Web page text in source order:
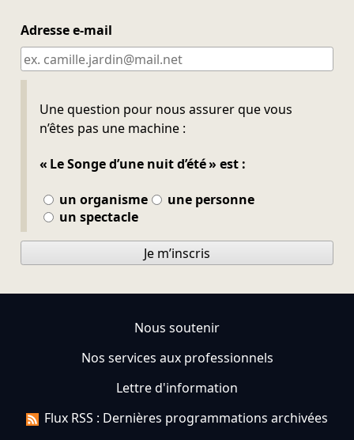
Adresse e-mail
Une question pour nous assurer que vous
n’êtes pas une machine :
« Le Songe d’une nuit d’été » est :
un organisme
une personne
un spectacle
Ne pas remplir
Je m’inscris
Nous soutenir
Nos services aux professionnels
Lettre d'information
Flux RSS : Dernières programmations archivées